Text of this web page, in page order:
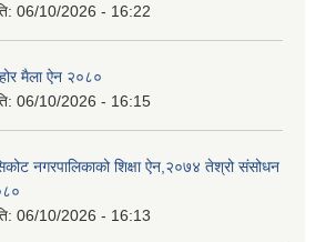
06/10/2026 - 16:22
मैला ऐन २०८०
06/10/2026 - 16:15
नगरपालिकाको शिक्षा ऐन,२०७४ तेश्रो संसोधन
06/10/2026 - 16:13